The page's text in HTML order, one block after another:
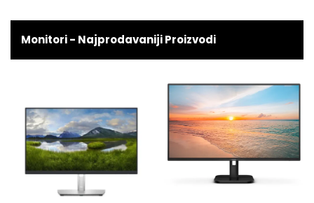
Monitori - Najprodavaniji Proizvodi